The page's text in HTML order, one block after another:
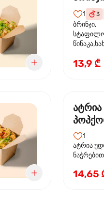
1 3
ბრინჯი,
სოუსი,
13,9 ₾
ატრია
სოსუით
1
ატრია
ნაჭრებით,
ნიორი)
14,65